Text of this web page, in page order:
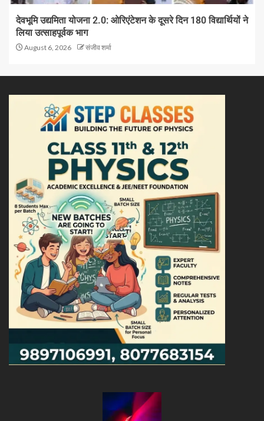
देवभूमि उद्यमिता योजना 2.0: ओरिएंटेशन के दूसरे दिन 180 विद्यार्थियों ने
लिया उत्साहपूर्वक भाग
August 6, 2026 संजीव शर्मा